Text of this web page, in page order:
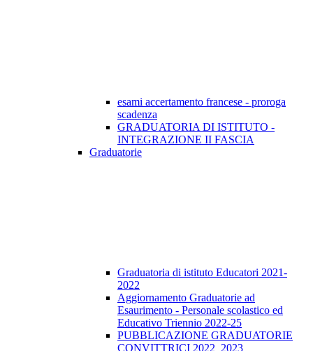
esami accertamento francese - proroga
scadenza
GRADUATORIA DI ISTITUTO -
INTEGRAZIONE II FASCIA
Graduatorie
Graduatoria di istituto Educatori 2021-
2022
Aggiornamento Graduatorie ad
Esaurimento - Personale scolastico ed
Educativo Triennio 2022-25
PUBBLICAZIONE GRADUATORIE
CONVITTRICI 2022_2023